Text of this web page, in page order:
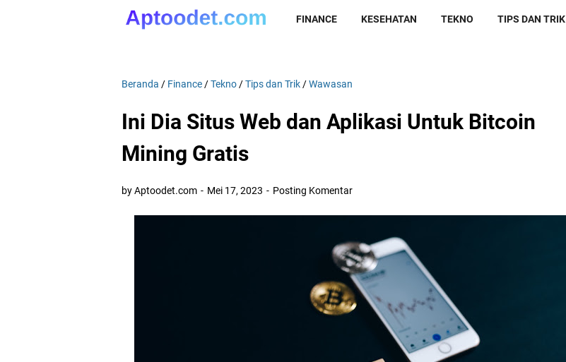
FINANCE KESEHATAN TEKNO TIPS DAN TRIK
Beranda / Finance /Tekno /Tips dan Trik /Wawasan
Ini Dia Situs Web dan Aplikasi Untuk Bitcoin
Mining Gratis
by Aptoodet.com Mei 17, 2023 Posting Komentar